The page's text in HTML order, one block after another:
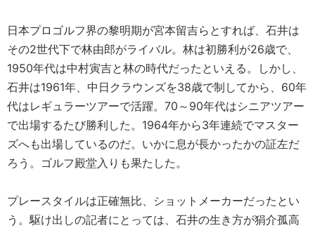
日本プロゴルフ界の黎明期が宮本留吉らとすれば、石井は
その2世代下で林由郎がライバル。林は初勝利が26歳で、
1950年代は中村寅吉と林の時代だったといえる。しかし、
石井は1961年、中日クラウンズを38歳で制してから、60年
代はレギュラーツアーで活躍。70～90年代はシニアツアー
で出場するたび勝利した。1964年から3年連続でマスター
ズへも出場しているのだ。いかに息が長かったかの証左だ
ろう。ゴルフ殿堂入りも果たした。
プレースタイルは正確無比、ショットメーカーだったとい
う。駆け出しの記者にとっては、石井の生き方が狷介孤高